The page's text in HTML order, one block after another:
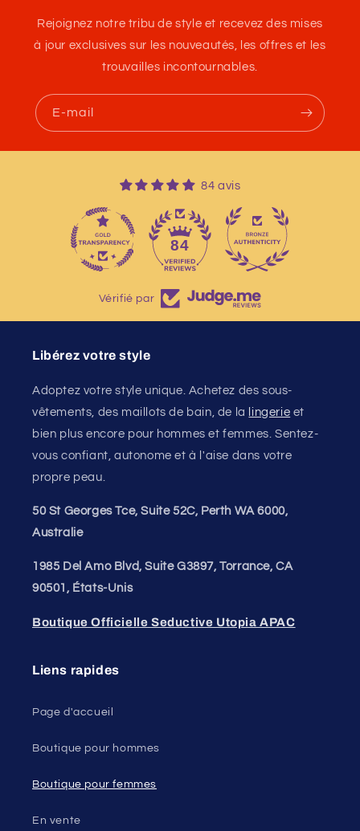
Rejoignez notre tribu de style et recevez des mises
à jour exclusives sur les nouveautés, les offres et les
trouvailles incontournables.
E-mail
84 avis
84
Vérifié par
Libérez votre style
Adoptez votre style unique. Achetez des sous-
vêtements, des maillots de bain, de la
lingerie et
bien plus encore pour hommes et femmes. Sentez-
vous confiant, autonome et à l'aise dans votre
propre peau.
50 St Georges Tce, Suite 52C, Perth WA 6000,
Australie
1985 Del Amo Blvd, Suite G3897, Torrance, CA
90501, États-Unis
Boutique Officielle Seductive Utopia APAC
Liens rapides
Page d'accueil
Boutique pour hommes
Boutique pour femmes
En vente